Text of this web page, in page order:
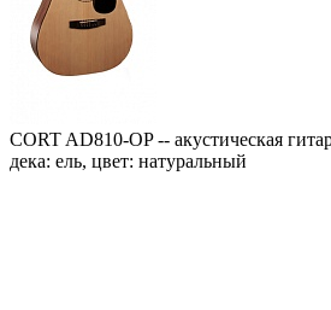
CORT AD810-OP -- акустическая
дека: ель, цвет: натуральный